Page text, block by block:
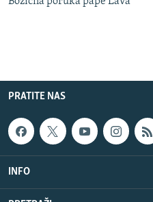
PRATITE NAS
INFO